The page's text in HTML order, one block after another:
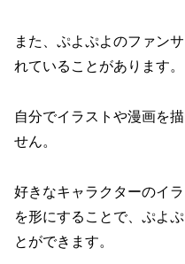
また、ぷよぷよのファン
れていることがあります。
自分でイラストや漫画を
せん。
好きなキャラクターのイ
を形にすることで、ぷよ
とができます。